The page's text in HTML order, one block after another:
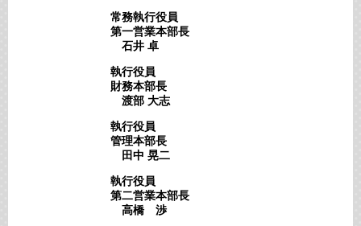
常務執行役員
第一営業本部長
石井 卓
執行役員
財務本部長
渡部 大志
執行役員
管理本部長
田中 晃二
執行役員
第二営業本部長
高橋 渉